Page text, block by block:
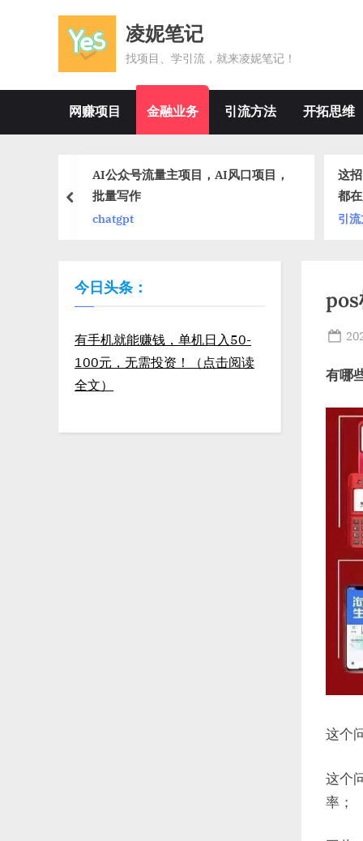
凌妮笔记
找项目、学引流，就来凌妮笔记！
网赚项目 金融业务 引流方法 开拓思维
AI公众号流量主项目，AI风口项目，
批量写作
chatgpt
这
都
引
prev
有哪
这个
这个
率；
今日头条：
有手机就能赚钱，单机日入50-
100元，无需投资！（点击阅读
全文）